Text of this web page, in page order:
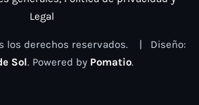
Legal
los derechos reservados. | Diseño:
Sol. Powered by Pomatio.